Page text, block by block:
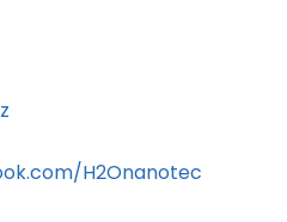
H2Onanotec